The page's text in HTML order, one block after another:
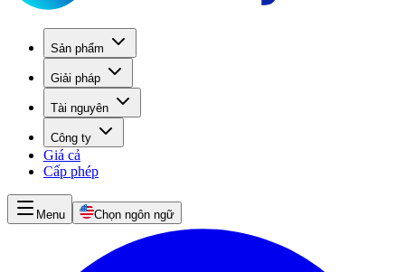
Sản phẩm
Giải pháp
Tài nguyên
Công ty
Giá cả
Cấp phép
Menu Chọn ngôn ngữ